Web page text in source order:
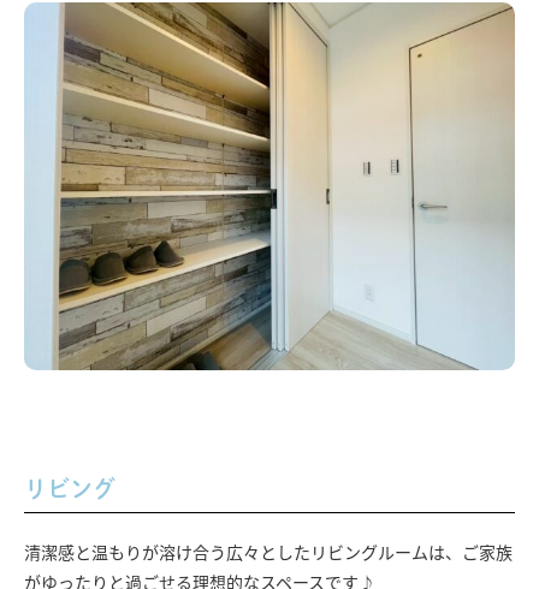
リビング
清潔感と温もりが溶け合う広々としたリビングルームは、ご家族
がゆったりと過ごせる理想的なスペースです♪